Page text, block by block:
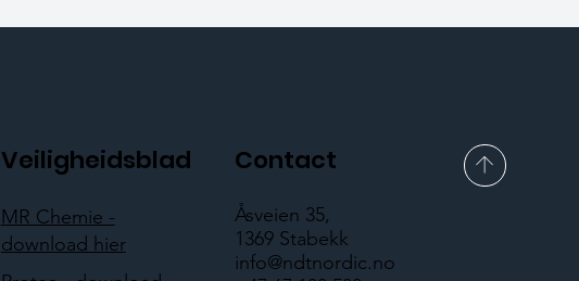
Veiligheidsblad
MR Chemie -
download hier
Contact
Åsveien 35,
1369 Stabekk
info@ndtnordic.no